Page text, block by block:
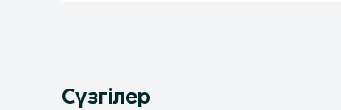
Сүзгілер